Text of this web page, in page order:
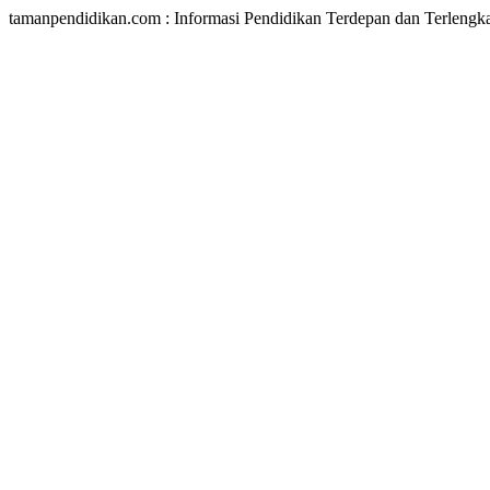
tamanpendidikan.com : Informasi Pendidikan Terdepan dan